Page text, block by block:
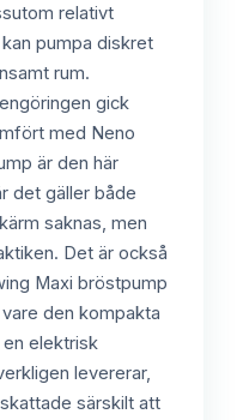
relativt
pumpa diskret
rum.
gick
med Neno
är den här
det gäller både
saknas, men
Det är också
Maxi bröstpump
den kompakta
en elektrisk
levererar,
särskilt att